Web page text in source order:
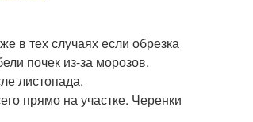
в тех случаях если обрезка
почек из-за морозов.
листопада.
прямо на участке. Черенки